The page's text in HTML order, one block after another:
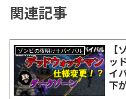
関連記事
ゾンビの夜明けサバイバル
ッ
イ
下